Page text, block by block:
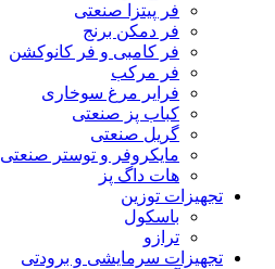
فر پیتزا صنعتی
فر دمکن برنج
فر کامبی و فر کانوکشن
فر مرکب
فرایر مرغ سوخاری
کباب پز صنعتی
گریل صنعتی
مایکروفر و توستر صنعتی
هات داگ پز
تجهیزات توزین
باسکول
ترازو
تجهیزات سرمایشی و برودتی